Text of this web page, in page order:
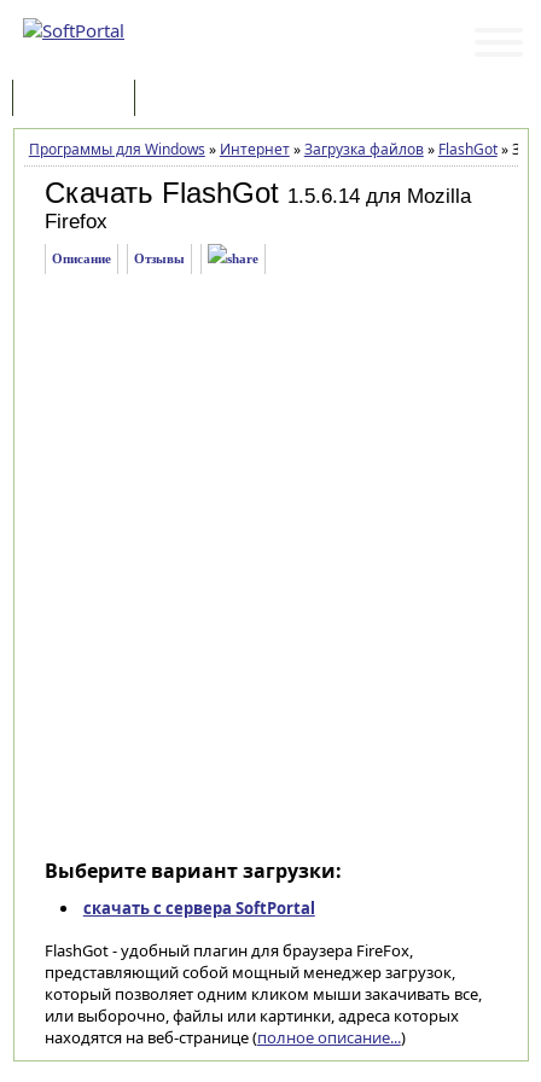
Программы для Windows » Интернет»Загрузка файлов» FlashGot»
Скачать FlashGot 1.5.6.14 для Mozilla
Firefox
Описание Отзывы
Выберите вариант загрузки:
скачать с сервера SoftPortal
FlashGot - удобный плагин для браузера FireFox,
представляющий собой мощный менеджер загрузок,
который позволяет одним кликом мыши закачивать все,
или выборочно, файлы или картинки, адреса которых
находятся на веб-странице (полное описание...)